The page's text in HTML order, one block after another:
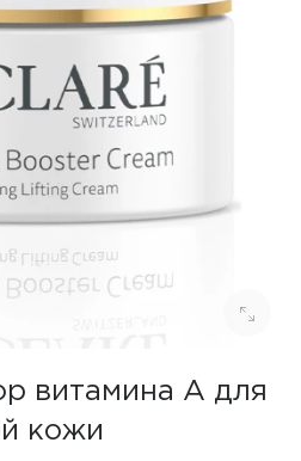
витамина А для
кожи